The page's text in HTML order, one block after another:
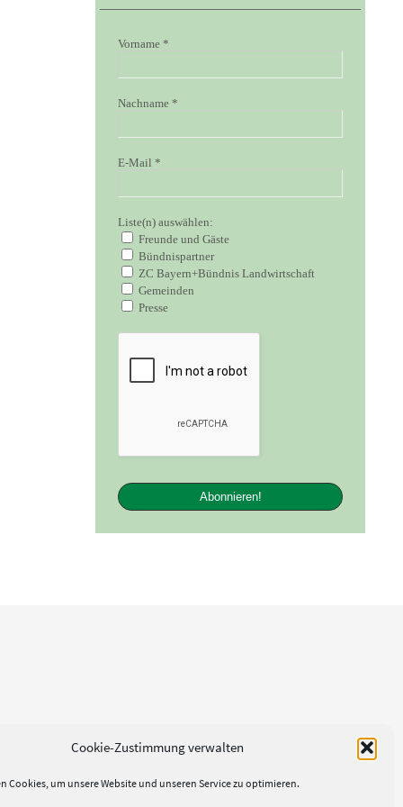
Cookie-Zustimmung verwalten
Cookies, um unsere Website und unseren Service zu optimieren.
Vorname *
Nachname *
E-Mail *
Liste(n) auswählen:
Freunde und Gäste
Bündnispartner
ZC Bayern+Bündnis Landwirtschaft
Gemeinden
Presse